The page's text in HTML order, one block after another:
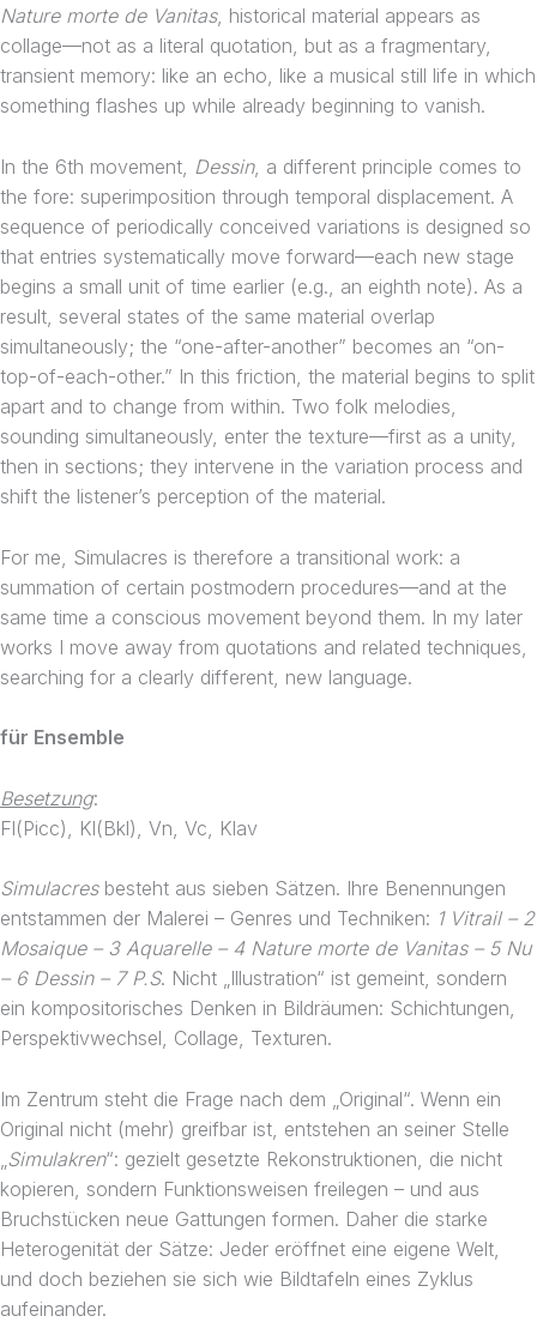
Nature morte de Vanitas, historical material appears as
collage—not as a literal quotation, but as a fragmentary,
transient memory: like an echo, like a musical still life in which
something flashes up while already beginning to vanish.
In the 6th movement, Dessin, a different principle comes to
the fore: superimposition through temporal displacement. A
sequence of periodically conceived variations is designed so
that entries systematically move forward—each new stage
begins a small unit of time earlier (e.g., an eighth note). As a
result, several states of the same material overlap
simultaneously; the “one-after-another” becomes an “on-
top-of-each-other.” In this friction, the material begins to split
apart and to change from within. Two folk melodies,
sounding simultaneously, enter the texture—first as a unity,
then in sections; they intervene in the variation process and
shift the listener’s perception of the material.
For me, Simulacres is therefore a transitional work: a
summation of certain postmodern procedures—and at the
same time a conscious movement beyond them. In my later
works I move away from quotations and related techniques,
searching for a clearly different, new language.
für Ensemble
Besetzung:
Fl(Picc), Kl(Bkl), Vn, Vc, Klav
Simulacresbesteht aus sieben Sätzen. Ihre Benennungen
entstammen der Malerei – Genres und Techniken: 1 Vitrail – 2
Mosaique – 3 Aquarelle – 4 Nature morte de Vanitas – 5 Nu
– 6 Dessin – 7 P.S. Nicht „Illustration“ ist gemeint, sondern
ein kompositorisches Denken in Bildräumen: Schichtungen,
Perspektivwechsel, Collage, Texturen.
Im Zentrum steht die Frage nach dem „Original“. Wenn ein
Original nicht (mehr) greifbar ist, entstehen an seiner Stelle
Simulakren“: gezielt gesetzte Rekonstruktionen, die nicht
kopieren, sondern Funktionsweisen freilegen – und aus
Bruchstücken neue Gattungen formen. Daher die starke
Heterogenität der Sätze: Jeder eröffnet eine eigene Welt,
und doch beziehen sie sich wie Bildtafeln eines Zyklus
aufeinander.